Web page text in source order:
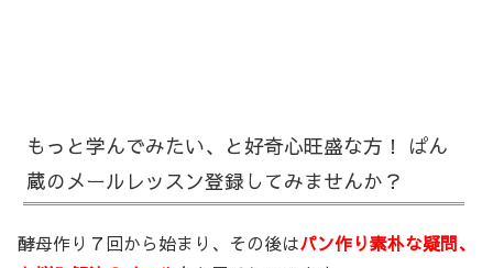
もっと学んでみたい、と好奇心旺盛な方！ ぱん
蔵のメールレッスン登録してみませんか？
酵母作り７回から始まり、その後はパン作り素朴な疑問、